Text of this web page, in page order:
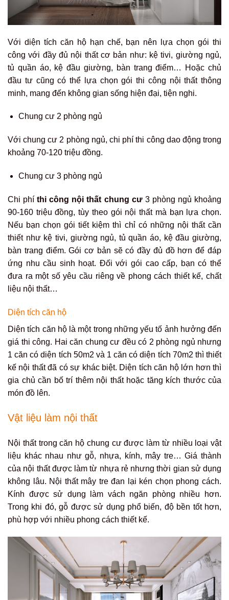
Với diện tích căn hộ hạn chế, bạn nên lựa chọn gói thi
công với đầy đủ nội thất cơ bản như: kệ tivi, giường ngủ,
tủ quần áo, kệ đầu giường, bàn trang điểm… Hoặc chủ
đầu tư cũng có thể lựa chọn gói thi công nội thất thông
minh, mang đến không gian sống hiện đại, tiện nghi.
Chung cư 2 phòng ngủ
Với chung cư 2 phòng ngủ, chi phí thi công dao động trong
khoảng 70-120 triệu đồng.
Chung cư 3 phòng ngủ
Chi phíthi công nội thất chung cư3 phòng ngủ khoảng
90-160 triệu đồng, tùy theo gói nội thất mà bạn lựa chọn.
Nếu bạn chọn gói tiết kiệm thì chỉ có những nội thất cần
thiết như kệ tivi, giường ngủ, tủ quần áo, kệ đầu giường,
bàn trang điểm. Gói cơ bản sẽ có đầy đủ đồ hơn để đáp
ứng nhu cầu sinh hoạt. Đối với gói cao cấp, bạn có thể
đưa ra một số yêu cầu riêng về phong cách thiết kế, chất
liệu nội thất…
Diện tích căn hộ
Diện tích căn hộ là một trong những yếu tố ảnh hưởng đến
giá thi công. Hai căn chung cư đều có 2 phòng ngủ nhưng
1 căn có diện tích 50m2 và 1 căn có diện tích 70m2 thì thiết
kế nội thất đã có sự khác biệt. Diện tích căn hộ lớn hơn thì
gia chủ cần bố trí thêm nội thất hoặc tăng kích thước của
món đồ lên.
Vật liệu làm nội thất
Nội thất trong căn hộ chung cư được làm từ nhiều loại vật
liệu khác nhau như gỗ, nhựa, kính, mây tre… Giá thành
của nội thất được làm từ nhựa rẻ nhưng thời gian sử dụng
không lâu. Nội thất mây tre đan lại kén chọn phong cách.
Kính được sử dụng làm vách ngăn phòng nhiều hơn.
Trong khi đó, gỗ được sử dụng phổ biến, độ bền tốt hơn,
phù hợp với nhiều phong cách thiết kế.